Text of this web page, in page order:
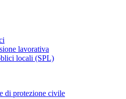
lavorativa
locali (SPL)
di protezione civile